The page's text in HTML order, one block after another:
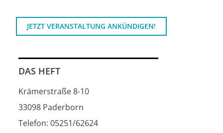
JETZT VERANSTALTUNG ANKÜNDIGEN!
DAS HEFT
Krämerstraße 8-10
33098 Paderborn
Telefon: 05251/62624